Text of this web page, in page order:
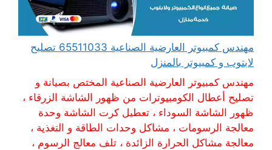
مهندس كمبيوتر العارضية الصناعية 65511033 تصليح
لابتوب و كمبيوتر بالمنزل
مهندس كمبيوتر العارضية الصناعية المختص بصيانة و
تصليح أعطال الكومبيوترات من ظهور الشاشة الزرقاء ،
ظهور الشاشة السوداء ، تعطيل كرت الشاشة وحدة
معالجة الرسومات ، مشاكل وحدات الطاقة و التغذية ،
معالجة مشاكل الحرارة الزائدة ، تلف معالج الرسوم ،